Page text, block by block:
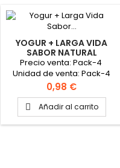
YOGUR + LARGA VIDA
SABOR NATURAL
AZUCARADO PACK-
4X125GR "FEIRACO"
Precio venta: Pack-4
Unidad de venta: Pack-4
Caja: 12 packs
Precio
0,98 €
 Añadir al carrito